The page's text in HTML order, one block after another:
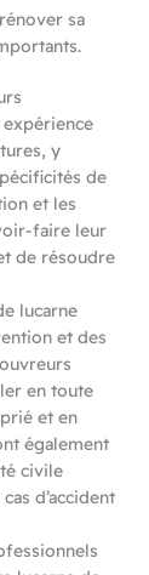
sa
y
de
et les
faire leur
de résoudre
lucarne
et des
en toute
et en
également
civile
d’accident